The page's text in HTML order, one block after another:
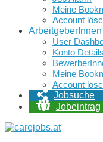
Meine
Account
ArbeitgeberInnen
User
Konto Details
Meine
Account
Jobsuche
Jobeintrag